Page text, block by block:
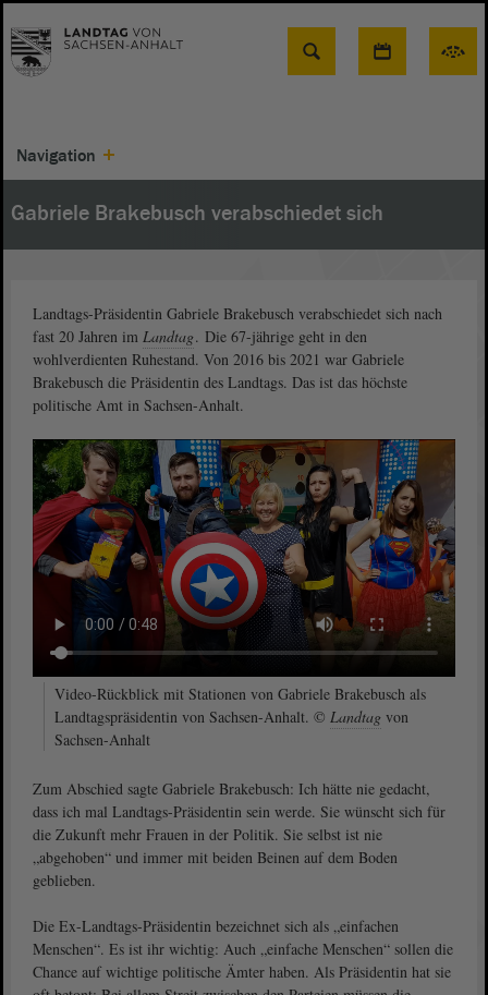
Suche
Navigation
Gabriele Brakebusch verabschiedet sich
Landtags-Präsidentin Gabriele Brakebusch verabschiedet sich nach
fast 20 Jahren im Landtag. Die 67-jährige geht in den
wohlverdienten Ruhestand. Von 2016 bis 2021 war Gabriele
Brakebusch die Präsidentin des Landtags. Das ist das höchste
politische Amt in Sachsen-Anhalt.
Video-Rückblick mit Stationen von Gabriele Brakebusch als
Landtagspräsidentin von Sachsen-Anhalt. © Landtag von
Sachsen-Anhalt
Zum Abschied sagte Gabriele Brakebusch: Ich hätte nie gedacht,
dass ich mal Landtags-Präsidentin sein werde. Sie wünscht sich für
die Zukunft mehr Frauen in der Politik. Sie selbst ist nie
„abgehoben“ und immer mit beiden Beinen auf dem Boden
geblieben.
Die Ex-Landtags-Präsidentin bezeichnet sich als „einfachen
Menschen“. Es ist ihr wichtig: Auch „einfache Menschen“ sollen die
Chance auf wichtige politische Ämter haben. Als Präsidentin hat sie